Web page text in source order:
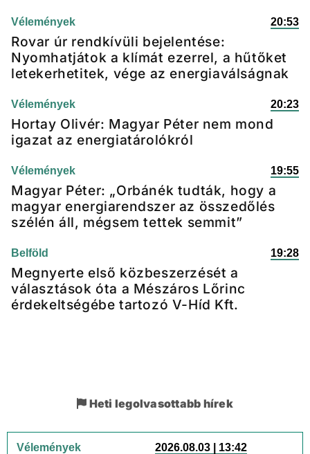
Vélemények 20:53
Rovar úr rendkívüli bejelentése:
Nyomhatjátok a klímát ezerrel, a hűtőket
letekerhetitek, vége az energiaválságnak
Vélemények 20:23
Hortay Olivér: Magyar Péter nem mond
igazat az energiatárolókról
Vélemények 19:55
Magyar Péter: „Orbánék tudták, hogy a
magyar energiarendszer az összedőlés
szélén áll, mégsem tettek semmit”
Belföld 19:28
Megnyerte első közbeszerzését a
választások óta a Mészáros Lőrinc
érdekeltségébe tartozó V-Híd Kft.
Heti legolvasottabb hírek
Vélemények 2026.08.03 | 13:42